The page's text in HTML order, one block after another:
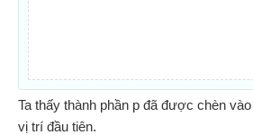
Ta thấy thành phần p đã được chèn
vị trí đầu tiên.